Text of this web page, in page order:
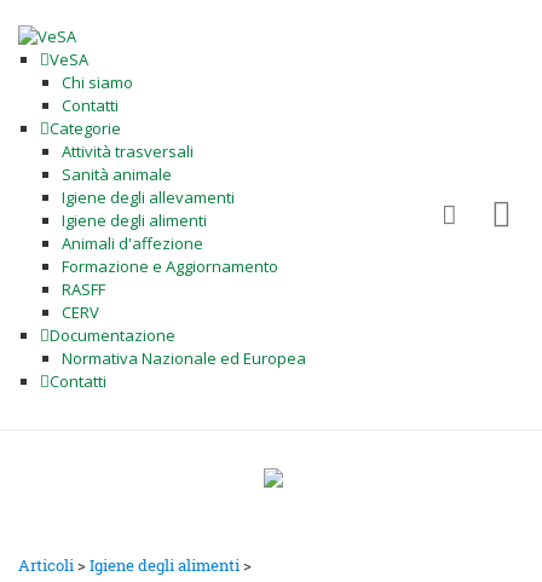
VeSA
Chi siamo
Contatti
Categorie
Attività trasversali
Sanità animale
Igiene degli allevamenti
Igiene degli alimenti
Animali d'affezione
Formazione e Aggiornamento
RASFF
CERV
Documentazione
Normativa Nazionale ed Europea
Contatti
Articoli>Igiene degli alimenti>